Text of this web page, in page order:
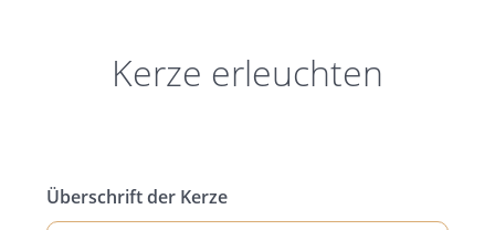
Kerze erleuchten
Überschrift der Kerze